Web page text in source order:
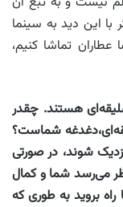
با این دید به سینما
تماشا کنیم،
هستند. چقدر
شماست؟
شوند، در صورتی
می‌رسد شما و کمال
بروید به طوری که